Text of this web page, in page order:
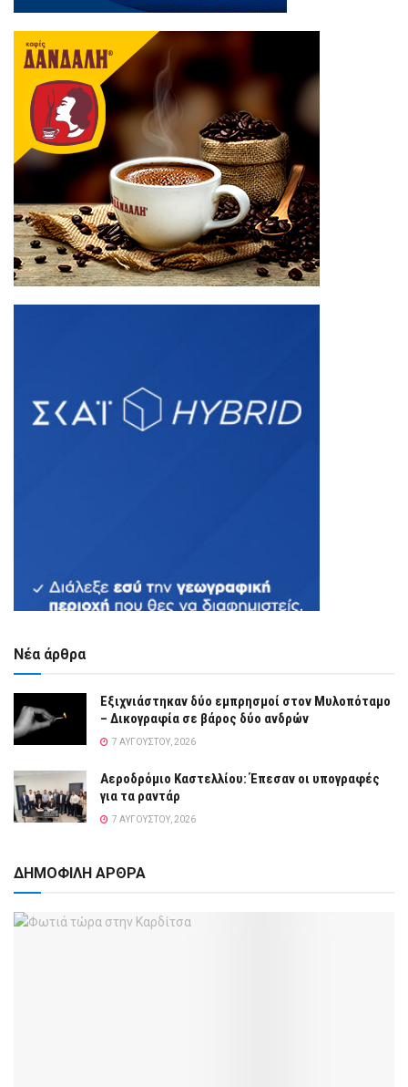
Νέα άρθρα
Εξιχνιάστηκαν δύο εμπρησμοί στον Μυλοπόταμο
– Δικογραφία σε βάρος δύο ανδρών
7 ΑΥΓΟΎΣΤΟΥ, 2026
Αεροδρόμιο Καστελλίου: Έπεσαν οι υπογραφές
για τα ραντάρ
7 ΑΥΓΟΎΣΤΟΥ, 2026
ΔΗΜΟΦΙΛΗ ΑΡΘΡΑ